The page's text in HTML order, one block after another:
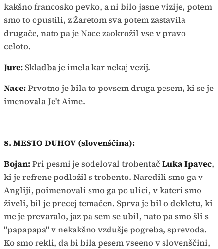
kakšno francosko pevko, a ni bilo jasne vizije, potem
smo to opustili, z Žaretom sva potem zastavila
drugače, nato pa je Nace zaokrožil vse v pravo
celoto.
Jure:Skladba je imela kar nekaj vezij.
Nace:Prvotno je bila to povsem druga pesem, ki se je
imenovala Je't Aime.
8. MESTO DUHOV (slovenščina):
Bojan:Pri pesmi je sodeloval trobentačLuka Ipavec,
ki je refrene podložil s trobento. Naredili smo ga v
Angliji, poimenovali smo ga po ulici, v kateri smo
živeli, bil je precej temačen. Sprva je bil o dekletu, ki
me je prevaralo, jaz pa sem se ubil, nato pa smo šli s
"papapapa" v nekakšno vzdušje pogreba, sprevoda.
Ko smo rekli, da bi bila pesem vseeno v slovenščini,